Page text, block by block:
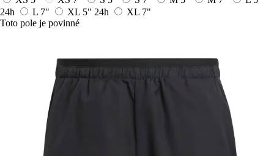
24h
L 7" XL 5" 24h
XL 7"
Toto pole je povinné